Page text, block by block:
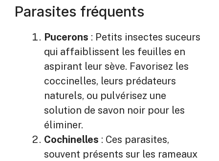
Parasites fréquents
Pucerons : Petits insectes suceurs
qui affaiblissent les feuilles en
aspirant leur sève. Favorisez les
coccinelles, leurs prédateurs
naturels, ou pulvérisez une
solution de savon noir pour les
éliminer.
Cochinelles : Ces parasites,
souvent présents sur les rameaux